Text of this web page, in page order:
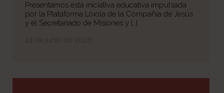
Presentamos esta iniciativa educativa impulsada
por la Plataforma Loiola de la Compañía de Jesús
y el Secretariado de Misiones y […]